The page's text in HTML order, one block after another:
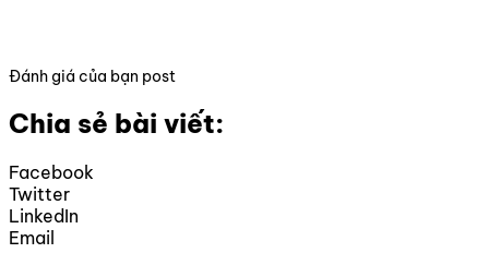
Đánh giá của bạn post
Chia sẻ bài viết:
Facebook
Twitter
LinkedIn
Email